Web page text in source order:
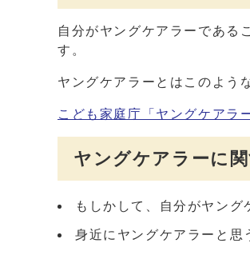
自分がヤングケアラーである
す。
ヤングケアラーとはこのよう
こども家庭庁「ヤングケアラ
ヤングケアラーに
もしかして、自分がヤング
身近にヤングケアラーと思